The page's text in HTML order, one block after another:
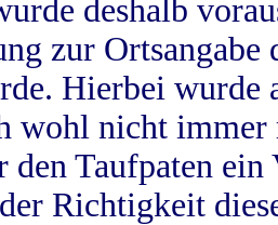
deshalb
zur
Hierbei wurde
wohl nicht
den Taufpaten
Richtigkeit